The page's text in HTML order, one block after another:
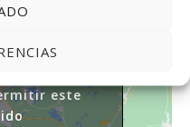
este